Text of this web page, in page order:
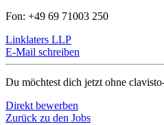
Fon: +49 69 71003 250
Linklaters LLP
E-Mail schreiben
Du möchtest dich jetzt ohne
Direkt bewerben
Zurück zu den Jobs